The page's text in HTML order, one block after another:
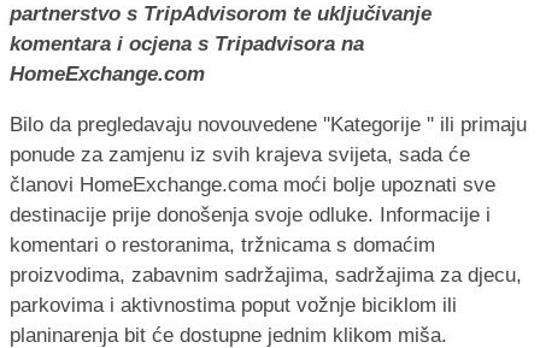
partnerstvo s TripAdvisorom te uključivanje
komentara i ocjena s Tripadvisora na
HomeExchange.com
Bilo da pregledavaju novouvedene ''Kategorije '' ili primaju
ponude za zamjenu iz svih krajeva svijeta, sada će
članovi HomeExchange.coma moći bolje upoznati sve
destinacije prije donošenja svoje odluke. Informacije i
komentari o restoranima, tržnicama s domaćim
proizvodima, zabavnim sadržajima, sadržajima za djecu,
parkovima i aktivnostima poput vožnje biciklom ili
planinarenja bit će dostupne jednim klikom miša.